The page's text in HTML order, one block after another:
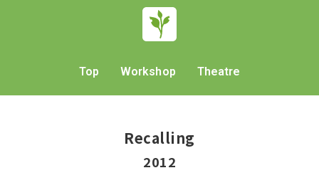
Top Workshop Theatre
Recalling
2012